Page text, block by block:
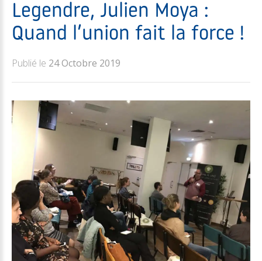
Legendre, Julien Moya :
Quand l’union fait la force !
Publié le 24 Octobre 2019